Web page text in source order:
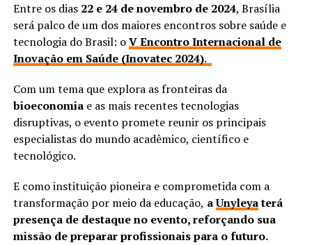
Entre os dias 22 e 24 de novembro de 2024, Brasília
será palco de um dos maiores encontros sobre saúde e
tecnologia do Brasil: oV Encontro Internacional de
Inovação em Saúde (Inovatec 2024).
Com um tema que explora as fronteiras da
bioeconomiae as mais recentes tecnologias
disruptivas, o evento promete reunir os principais
especialistas do mundo acadêmico, científico e
tecnológico.
E como instituição pioneira e comprometida com a
transformação por meio da educação, aUnyleyaterá
presença de destaque no evento, reforçando sua
missão de preparar profissionais para o futuro.